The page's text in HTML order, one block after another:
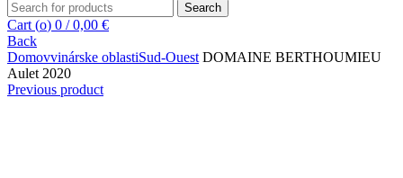
Search
Cart (o) 0 / 0,00 €
Back
Domovvinárske oblastiSud-Ouest DOMAINE BERTHOUMIEU
Aulet 2020
Previous product